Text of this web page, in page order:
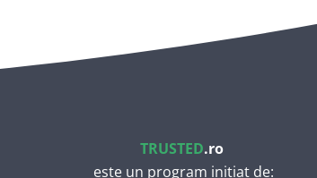
TRUSTED.ro
este un program inițiat de: